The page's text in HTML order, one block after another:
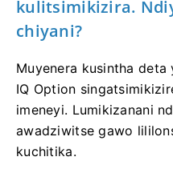
kulitsimikizira.
chiyani?
Muyenera kusintha
IQ Option
imeneyi. Lumikizanani
awadziwitse gawo
kuchitika.